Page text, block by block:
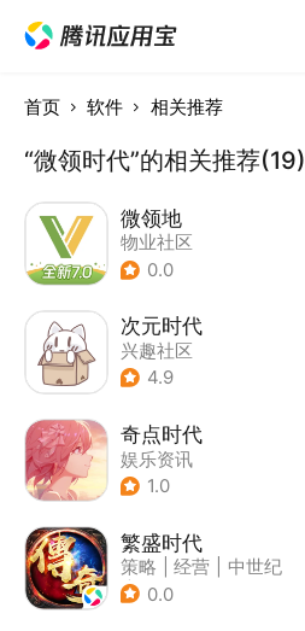
首页 软件 相关推荐
“微领时代”的相关推荐(19)
微领地
物业社区
0.0
次元时代
兴趣社区
4.9
奇点时代
娱乐资讯
1.0
繁盛时代
策略 经营
中世纪
| 塔防
0.0